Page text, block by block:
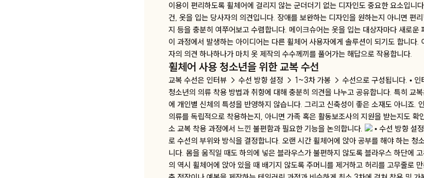
이용이 편리하도록 휠체어에 걸리지 않는 군더더기 없는 디자인도 중요한 요소입니
건, 옷을 입는 당사자의 의견입니다. 장애를 보완하는 디자인을 원하는지 아니면 편
지 등을 충분히 여쭈어보고 수렴합니다. 메이크슈어는 옷을 입는 대상자마다 새로운
이 과정에서 발생하는 아이디어는 다른 휠체어 사용자에게 솔루션이 되기도 합니다.
자의 의견 하나하나가 마치 옷 제작의 수수께끼를 풀어가는 해답으로 작용합니다.
휠체어 사용 청소년을 위한 교복 수선
교복 수선은 인터뷰 → 수선 방향 설정 → 1~3차 가봉 → 수선으로 구성됩니다. • 인
청소년의 의류 착용 방법과 취향에 대해 충분히 의견을 나누고 공유합니다. 특히 교
에 개인별 신체의 특성을 반영하지 않습니다. 그리고 신축성이 좋은 소재도 아니죠.
의류를 독립적으로 착용하는지, 아니면 가족 혹은 활동보조사의 지원을 받는지도 확
소 교복 착용 과정에서 느낀 불편함과 필요한 기능을 논의합니다.
• 수선 방향 설
로 수선의 부위와 방식을 결정합니다. 오랜 시간 휠체어에 앉아 공부를 해야 하는 청
니다. 몸을 움직일 때도 하의에 넣은 블라우스가 불편하지 않도록 블라우스 하단에
의 역시 휠체어에 앉아 있을 때 배기지 않도록 주머니를 제거하고 허리를 고무줄로